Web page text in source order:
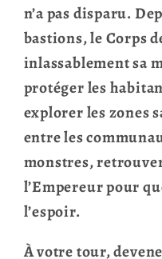
n’a pas disparu.
bastions, le Corps
inlassablement sa
protéger les
explorer les zones
entre les
monstres,
l’Empereur pour
l’espoir.
À votre tour,